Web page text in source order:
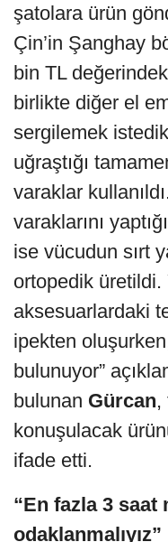
şatolara ürün
Çin’in Şanghay
bin TL
birlikte diğer el
sergilemek
uğraştığı
varaklar
varaklarını
ise vücudun sırt
ortopedik üretildi.
aksesuarlardaki
ipekten
bulunuyor”
bulunan Gürcan,
konuşulacak
ifade etti.
“En fazla 3 saat
odaklanmalıyız”